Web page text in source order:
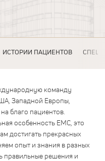
ИСТОРИИ ПАЦИЕНТОВ
команду
Западной Европы,
благо пациентов.
особенность EMC, это
достигать прекрасных
опыт и знания в разных
правильные решения и